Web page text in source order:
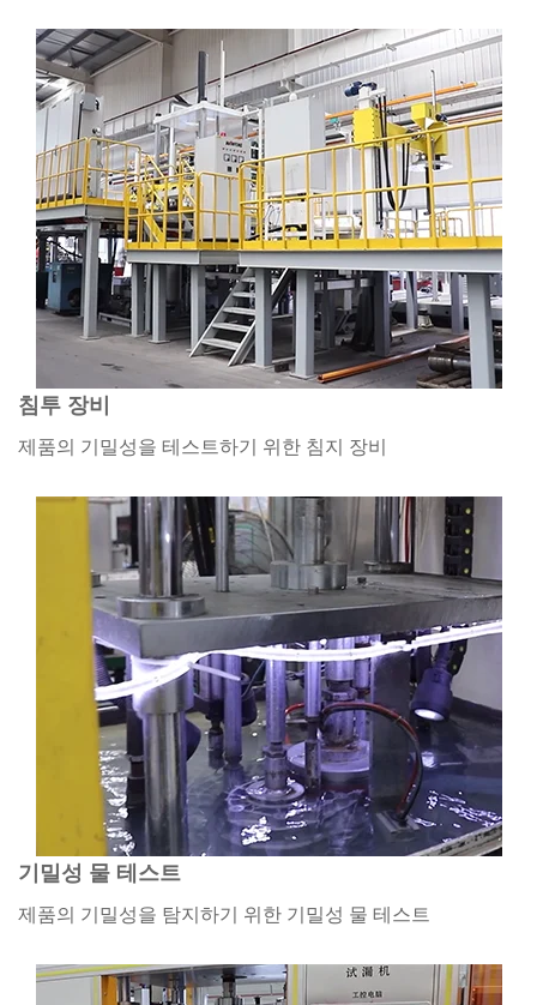
침투 장비
제품의 기밀성을 테스트하기 위한 침지 장비
기밀성 물 테스트
제품의 기밀성을 탐지하기 위한 기밀성 물 테스트